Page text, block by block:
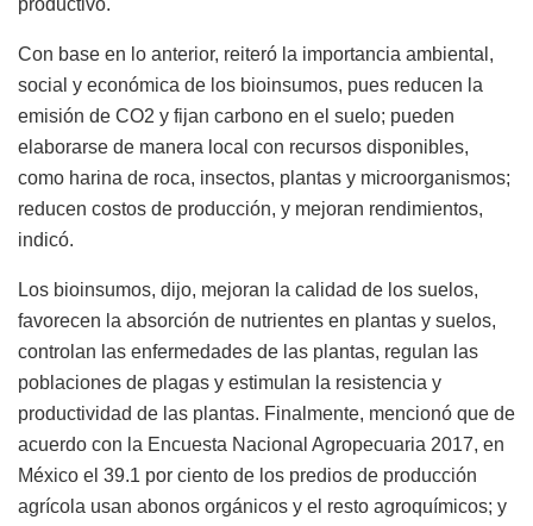
productivo.
Con base en lo anterior, reiteró la importancia ambiental,
social y económica de los bioinsumos, pues reducen la
emisión de CO2 y fijan carbono en el suelo; pueden
elaborarse de manera local con recursos disponibles,
como harina de roca, insectos, plantas y microorganismos;
reducen costos de producción, y mejoran rendimientos,
indicó.
Los bioinsumos, dijo, mejoran la calidad de los suelos,
favorecen la absorción de nutrientes en plantas y suelos,
controlan las enfermedades de las plantas, regulan las
poblaciones de plagas y estimulan la resistencia y
productividad de las plantas. Finalmente, mencionó que de
acuerdo con la Encuesta Nacional Agropecuaria 2017, en
México el 39.1 por ciento de los predios de producción
agrícola usan abonos orgánicos y el resto agroquímicos; y